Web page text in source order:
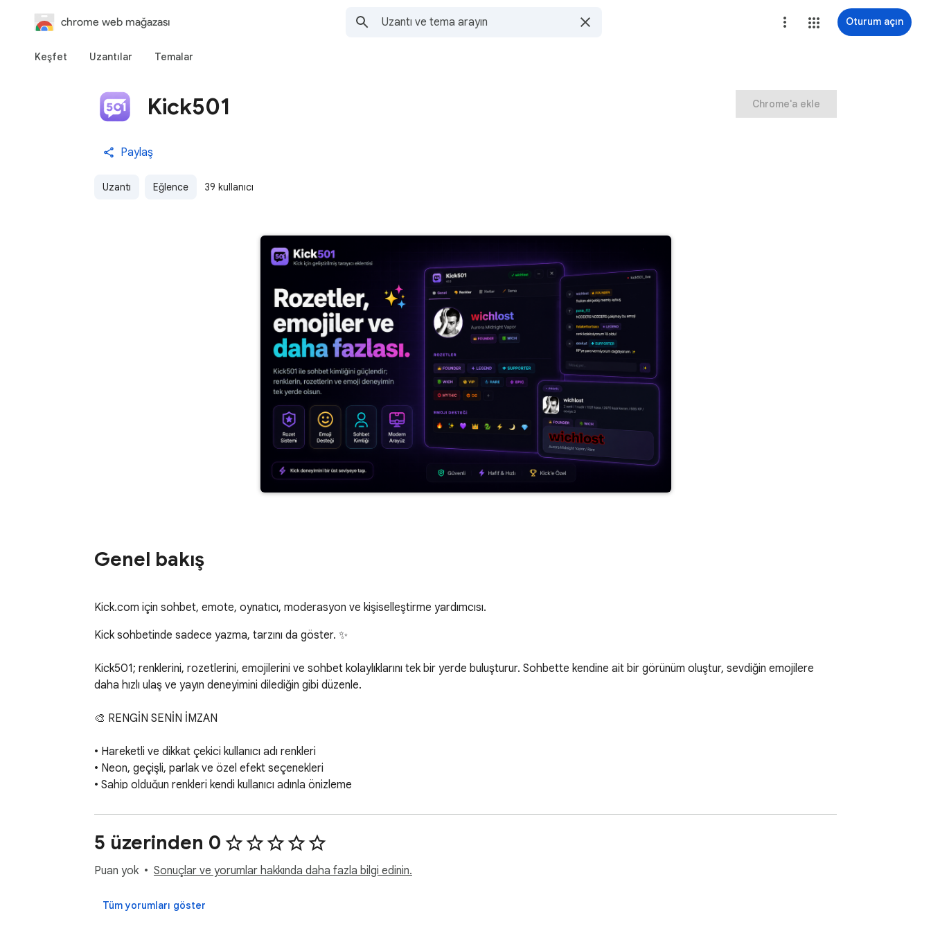
chrome web mağazası Oturum açın
Keşfet Uzantılar Temalar
Kick501
Paylaş
Uzantı Eğlence 39 kullanıcı
Chrome'a ekle
Genel bakış
Kick.com için sohbet, emote, oynatıcı, moderasyon ve kişiselleştirme yardımcısı.
Kick sohbetinde sadece yazma, tarzını da göster. ✨
Kick501; renklerini, rozetlerini, emojilerini ve sohbet kolaylıklarını tek bir yerde buluşturur. Sohbette kendine ait bir görünüm oluştur, sevdiğin emojilere
daha hızlı ulaş ve yayın deneyimini dilediğin gibi düzenle.
🎨 RENGİN SENİN İMZAN
• Hareketli ve dikkat çekici kullanıcı adı renkleri
• Neon, geçişli, parlak ve özel efekt seçenekleri
• Sahip olduğun renkleri kendi kullanıcı adınla önizleme
• Seçtiğin rengin Kick sohbetinde görünmesi
🏅 ROZETLERİNİ SERGİLE
• Profilindeki rozetler arasından seçim yap
5 üzerinden 0
Puan yok Sonuçlar ve yorumlar hakkında daha fazla bilgi edinin.
Tüm yorumları göster